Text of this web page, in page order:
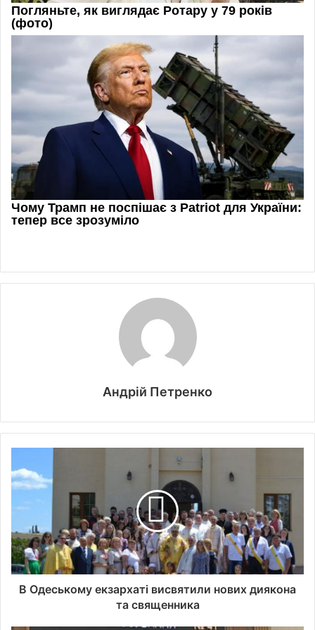
Андрій Петренко
В Одеському екзархаті висвятили нових диякона
та священника